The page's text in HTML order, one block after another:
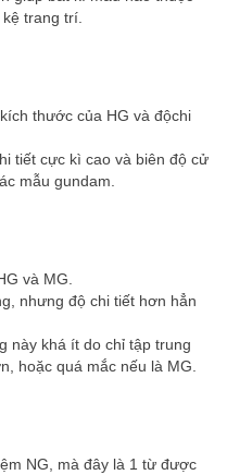
trang trí.
thước của HG và độchi
tiết cực kì cao và biên độ cử
mẫu gundam.
và MG.
nhưng độ chi tiết hơn hẳn
này khá ít do chỉ tập trung
hoặc quá mắc nếu là MG.
NG, mà đây là 1 từ được